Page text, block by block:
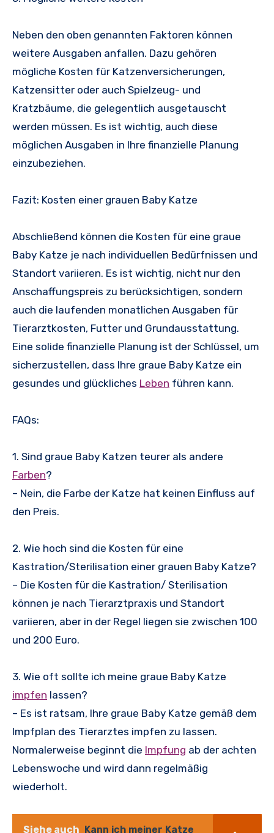
Neben den oben genannten Faktoren können
weitere Ausgaben anfallen. Dazu gehören
mögliche Kosten für Katzenversicherungen,
Katzensitter oder auch Spielzeug- und
Kratzbäume, die gelegentlich ausgetauscht
werden müssen. Es ist wichtig, auch diese
möglichen Ausgaben in Ihre finanzielle Planung
einzubeziehen.
Fazit: Kosten einer grauen Baby Katze
Abschließend können die Kosten für eine graue
Baby Katze je nach individuellen Bedürfnissen und
Standort variieren. Es ist wichtig, nicht nur den
Anschaffungspreis zu berücksichtigen, sondern
auch die laufenden monatlichen Ausgaben für
Tierarztkosten, Futter und Grundausstattung.
Eine solide finanzielle Planung ist der Schlüssel, um
sicherzustellen, dass Ihre graue Baby Katze ein
gesundes und glückliches Leben führen kann.
FAQs:
1. Sind graue Baby Katzen teurer als andere
Farben?
– Nein, die Farbe der Katze hat keinen Einfluss auf
den Preis.
2. Wie hoch sind die Kosten für eine
Kastration/Sterilisation einer grauen Baby Katze?
– Die Kosten für die Kastration/ Sterilisation
können je nach Tierarztpraxis und Standort
variieren, aber in der Regel liegen sie zwischen 100
und 200 Euro.
3. Wie oft sollte ich meine graue Baby Katze
impfen lassen?
– Es ist ratsam, Ihre graue Baby Katze gemäß dem
Impfplan des Tierarztes impfen zu lassen.
Normalerweise beginnt die Impfung ab der achten
Lebenswoche und wird dann regelmäßig
wiederholt.
Siehe auch
Kann ich meiner Katze